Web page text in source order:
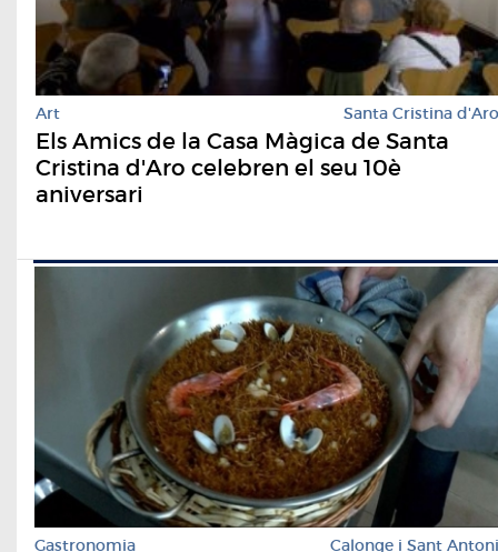
Art Santa Cristina d'Aro
Els Amics de la Casa Màgica de Santa
Cristina d'Aro celebren el seu 10è
aniversari
Gastronomia Calonge i Sant Antoni